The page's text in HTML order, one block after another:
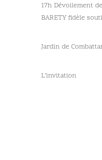
17h Dévoilement
BARETY fidèle
Jardin de
L’invitation